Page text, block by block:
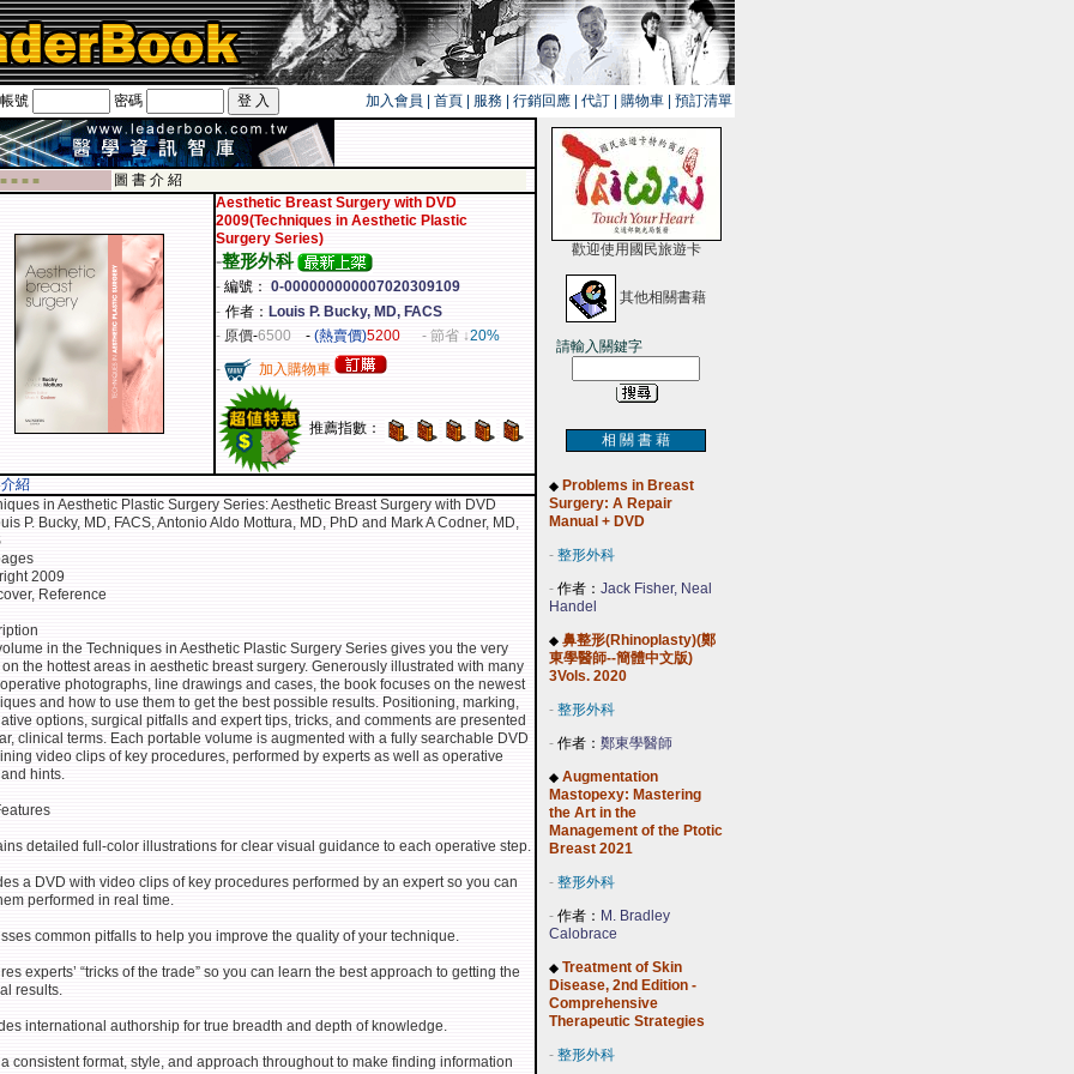
！！
帳號 密碼 加入會員 首頁 服務 行銷回應 代訂 購物車 預訂清單
■ ■ ■
圖 書 介 紹
Aesthetic Breast Surgery with DVD
2009(Techniques in Aesthetic Plastic
Surgery Series)
-整形外科
- 編號： 0-000000000007020309109
- 作者： Louis P. Bucky, MD, FACS
- 原價-6500 - (熱賣價)5200 - 節省 ↓20%
-
加入購物車
推薦指數：
紹
in Aesthetic Plastic Surgery Series: Aesthetic Breast Surgery with DVD
P. Bucky, MD, FACS, Antonio Aldo Mottura, MD, PhD and Mark A Codner, MD,
2009
Reference
in the Techniques in Aesthetic Plastic Surgery Series gives you the very
the hottest areas in aesthetic breast surgery. Generously illustrated with many
photographs, line drawings and cases, the book focuses on the newest
and how to use them to get the best possible results. Positioning, marking,
options, surgical pitfalls and expert tips, tricks, and comments are presented
clinical terms. Each portable volume is augmented with a fully searchable DVD
video clips of key procedures, performed by experts as well as operative
hints.
detailed full-color illustrations for clear visual guidance to each operative step.
a DVD with video clips of key procedures performed by an expert so you can
performed in real time.
common pitfalls to help you improve the quality of your technique.
experts’ “tricks of the trade” so you can learn the best approach to getting the
results.
international authorship for true breadth and depth of knowledge.
consistent format, style, and approach throughout to make finding information
歡迎使用國民旅遊卡
其他相關書藉
請輸入關鍵字
相 關 書 藉
◆ Problems in Breast
Surgery: A Repair
Manual + DVD
- 整形外科
- 作者： Jack Fisher, Neal
Handel
◆ 鼻整形(Rhinoplasty)(鄭
東學醫師--簡體中文版)
3Vols. 2020
- 整形外科
- 作者： 鄭東學醫師
◆ Augmentation
Mastopexy: Mastering
the Art in the
Management of the Ptotic
Breast 2021
- 整形外科
- 作者： M. Bradley
Calobrace
◆ Treatment of Skin
Disease, 2nd Edition -
Comprehensive
Therapeutic Strategies
- 整形外科